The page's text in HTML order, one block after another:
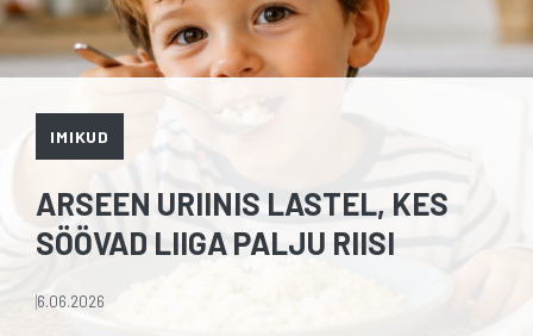
IMIKUD
ARSEEN URIINIS LASTEL, KES
SÖÖVAD LIIGA PALJU RIISI
6.06.2026